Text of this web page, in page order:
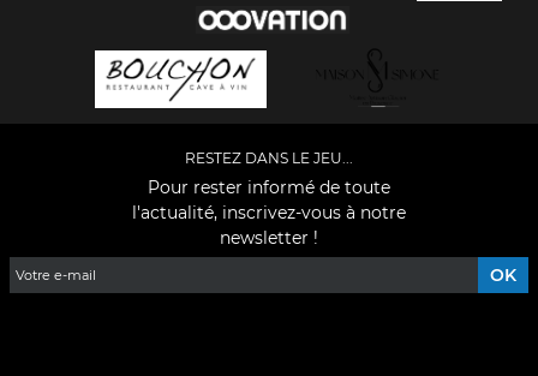
RESTEZ DANS LE JEU...
Pour rester informé de toute
l'actualité, inscrivez-vous à notre
newsletter !